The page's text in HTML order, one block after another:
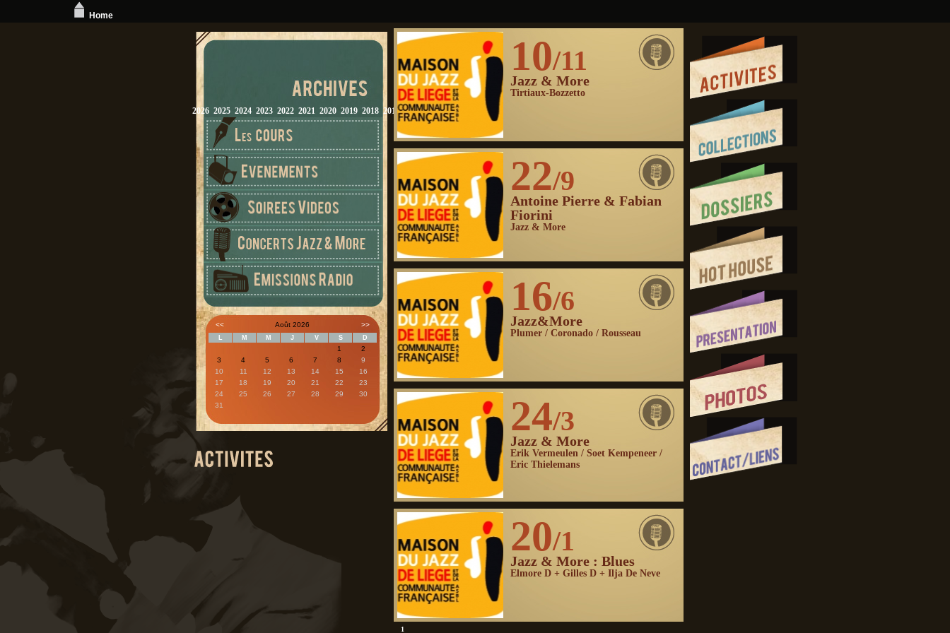
2026 2025 2024 2023 2022 2021 2020 2019 2018 2017 2016 2015 2014 2012
<< Août 2026 >>
L M M J V S D
1
2
3
4 5 6 7 8
9
10
11 12 13 14 15
16
17
18 19 20 21 22
23
24
25 26 27 28 29
30
31
10/11
Jazz & More
Tirtiaux-Bozzetto
22/9
Antoine Pierre & Fabian
Fiorini
Jazz & More
16/6
Jazz&More
Plumer / Coronado / Rousseau
24/3
Jazz & More
Erik Vermeulen / Soet Kempeneer /
Eric Thielemans
20/1
Jazz & More : Blues
Elmore D + Gilles D + Ilja De Neve
1
Home